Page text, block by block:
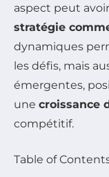
aspect peut
stratégie
dynamiques
les défis, mais
émergentes,
une croissance
compétitif.
Table of